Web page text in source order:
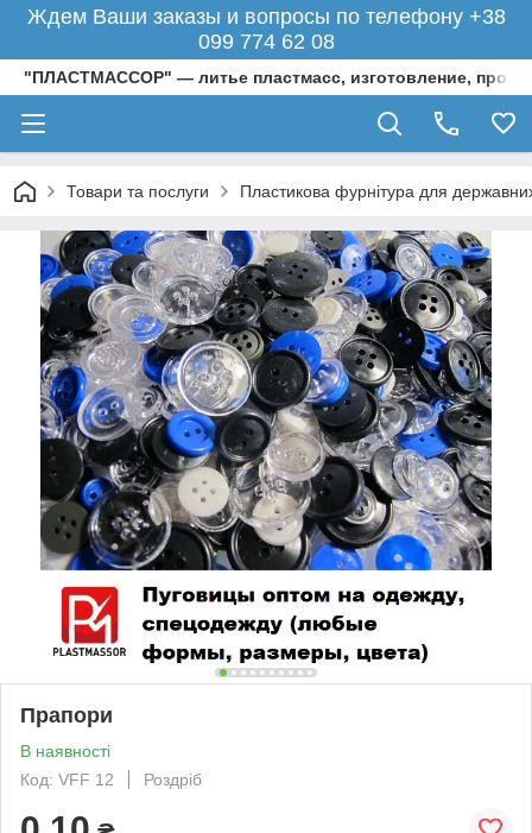
Ждем Ваши заказы и вопросы по телефону +38
099 774 62 08
"ПЛАСТМАССОР" — литье пластмасс, изготовление,
Товари та послуги Пластикова фурнітура для
Прапори
В наявності
Код: VFF 12
Роздріб